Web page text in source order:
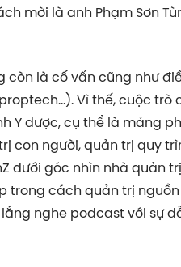
mời là anh Phạm Sơn
còn là cố vấn cũng như
Vì thế, cuộc trò
Y dược, cụ thể là mảng
con người, quản trị quy
dưới góc nhìn nhà quản
trong cách quản trị
nghe podcast với sự